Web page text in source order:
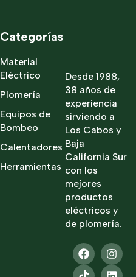
Desde 1988,
38 años de
experiencia
sirviendo a
Los Cabos y
Baja
California Sur
con los
mejores
productos
eléctricos y
de plomería.
Categorías
Material
Eléctrico
Plomería
Equipos de
Bombeo
Calentadores
Herramientas